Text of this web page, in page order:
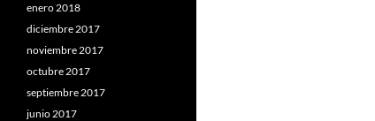
enero 2018
diciembre 2017
noviembre 2017
octubre 2017
septiembre 2017
junio 2017